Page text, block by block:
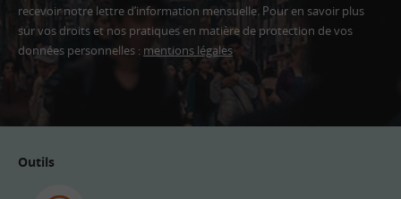
recevoir notre lettre d’information mensuelle. Pour en savoir plus
sur vos droits et nos pratiques en matière de protection de vos
données personnelles : mentions légales
Outils